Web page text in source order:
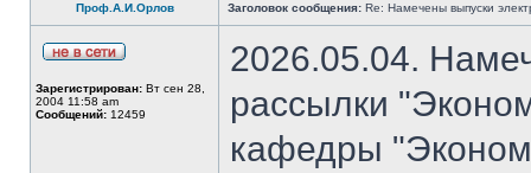
Проф.А.И.Орлов Заголовок сообщения: Re: Намечены выпуски
Зарегистрирован: Вт сен 28,
2004 11:58 am
Сообщений: 12459
2026.05.04.
рассылки
кафедры